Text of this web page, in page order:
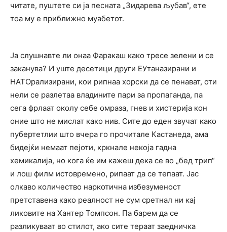
читате, пуштете си ја песната „Зидарева љубав“, ете
тоа му е приближно муабетот.
Ја слушнавте ли онаа Фаракаш како тресе зелени и се
заканува? И уште десетици други ЕУтаназирани и
НАТОрализирани, кои рипнаа хорски да се пенават, оти
нели се разлетаа владините пари за пропаганда, па
сега фрлаат околу себе омраза, гнев и хистерија кон
оние што не мислат како нив. Сите до еден звучат како
пубертетлии што вчера го прочитале Кастанеда, ама
бидејќи немаат пејоти, кркнале некоја гадна
хемикалија, но кога ќе им кажеш дека се во „бед трип“
и лош филм истовремено, рипаат да се тепаат. Јас
олкаво количество наркотична избезуменост
претставена како реалност не сум сретнал ни кај
ликовите на Хантер Томпсон. Па барем да се
разликуваат во стилот, ако сите тераат заедничка